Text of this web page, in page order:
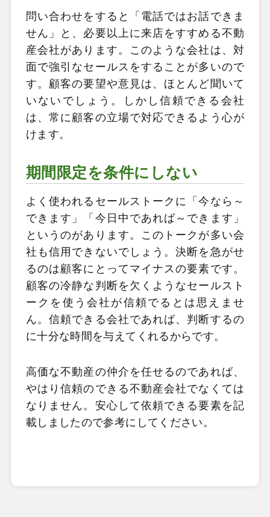
問い合わせをすると「電話ではお話できま
せん」と、必要以上に来店をすすめる不動
産会社があります。このような会社は、対
面で強引なセールスをすることが多いので
す。顧客の要望や意見は、ほとんど聞いて
いないでしょう。しかし信頼できる会社
は、常に顧客の立場で対応できるよう心が
けます。
期間限定を条件にしない
よく使われるセールストークに「今なら～
できます」「今日中であれば～できます」
というのがあります。このトークが多い会
社も信用できないでしょう。決断を急がせ
るのは顧客にとってマイナスの要素です。
顧客の冷静な判断を欠くようなセールスト
ークを使う会社が信頼でるとは思えませ
ん。信頼できる会社であれば、判断するの
に十分な時間を与えてくれるからです。
高価な不動産の仲介を任せるのであれば、
やはり信頼のできる不動産会社でなくては
なりません。安心して依頼できる要素を記
載しましたので参考にしてください。